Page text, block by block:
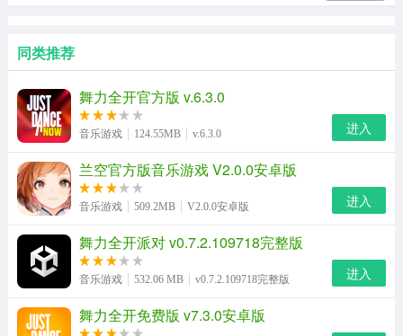
同类推荐
舞力全开官方版 v.6.3.0
音乐游戏 124.55MB v.6.3.0 进入
兰空官方版音乐游戏 V2.0.0安卓版
音乐游戏 509.2MB V2.0.0安卓版 进入
舞力全开派对 v0.7.2.109718完整版
音乐游戏 532.06 MB v0.7.2.109718完整版 进入
舞力全开免费版 v7.3.0安卓版